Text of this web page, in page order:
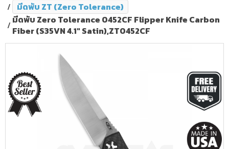
มีดพับ ZT (Zero Tolerance)
มีดพับ Zero Tolerance 0452CF Flipper Knife Carbon
Fiber (S35VN 4.1" Satin),ZT0452CF